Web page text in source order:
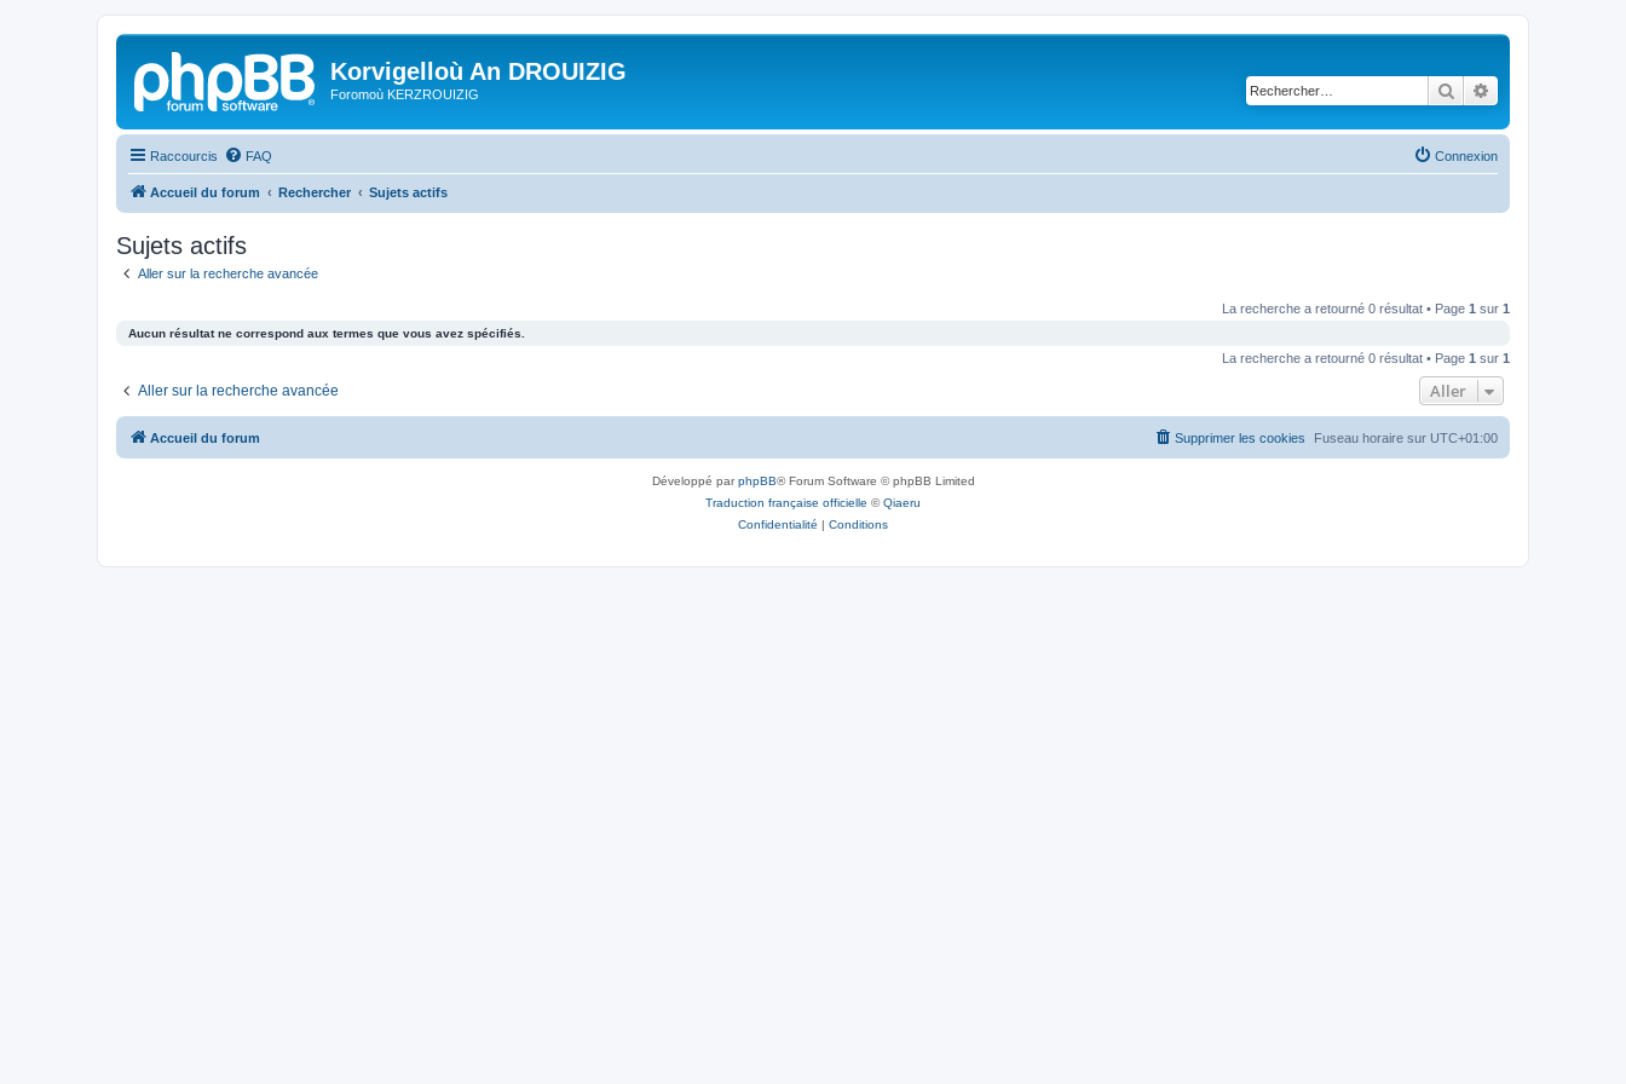
Korvigelloù An DROUIZIG
Foromoù KERZROUIZIG Rechercher
Raccourcis FAQ Connexion
Accueil du forum Rechercher Sujets actifs
Sujets actifs
Aller sur la recherche avancée
La recherche a retourné 0 résultat • Page 1 sur 1
Aucun résultat ne correspond aux termes que vous avez spécifiés.
La recherche a retourné 0 résultat • Page 1 sur 1
Aller sur la recherche avancée Aller
Accueil du forum Fuseau horaire sur UTC+01:00
Supprimer les cookies
Développé parphpBB® Forum Software © phpBB Limited
Traduction française officielle ©Qiaeru
Confidentialité | Conditions